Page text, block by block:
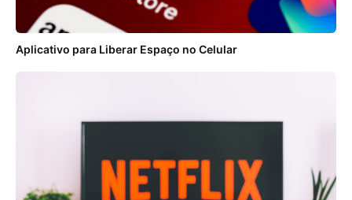
Aplicativo para Liberar Espaço no Celular